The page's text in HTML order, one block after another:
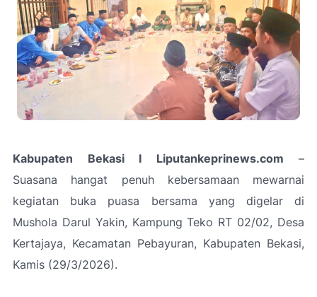
Kabupaten Bekasi I Liputankeprinews.com –
Suasana hangat penuh kebersamaan mewarnai
kegiatan buka puasa bersama yang digelar di
Mushola Darul Yakin, Kampung Teko RT 02/02, Desa
Kertajaya, Kecamatan Pebayuran, Kabupaten Bekasi,
Kamis (29/3/2026).